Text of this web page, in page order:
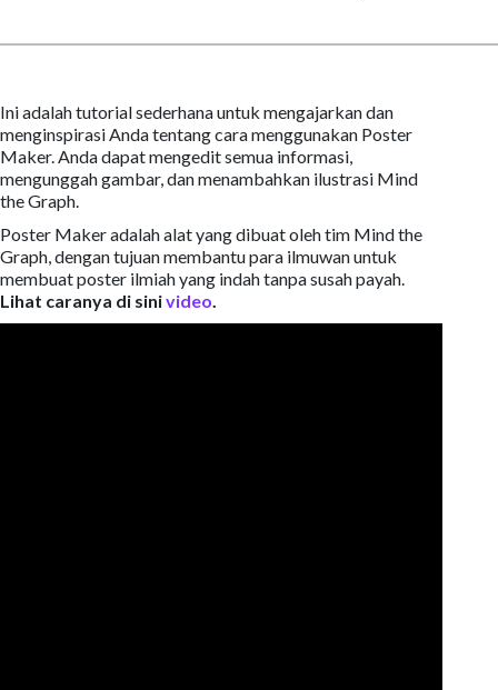
Ini adalah tutorial sederhana untuk mengajarkan dan
menginspirasi Anda tentang cara menggunakan Poster
Maker. Anda dapat mengedit semua informasi,
mengunggah gambar, dan menambahkan ilustrasi Mind
the Graph.
Poster Maker adalah alat yang dibuat oleh tim Mind the
Graph, dengan tujuan membantu para ilmuwan untuk
membuat poster ilmiah yang indah tanpa susah payah.
Lihat caranya di sinivideo.